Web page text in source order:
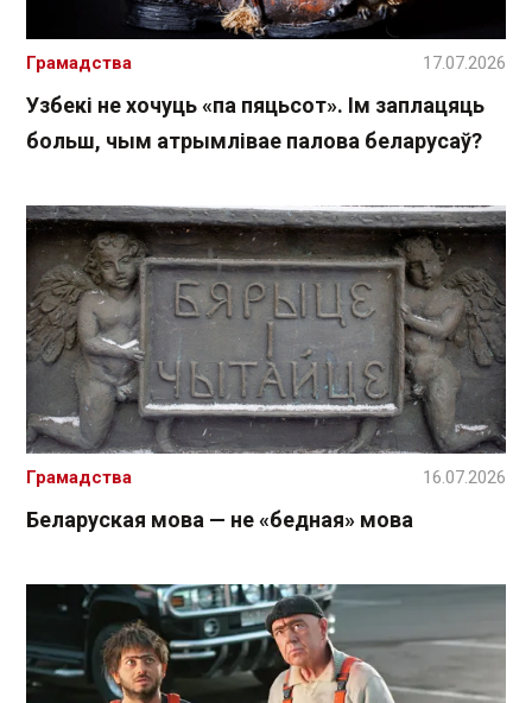
Узбекі не хочуць «па пяцьсот». Ім заплацяць
больш, чым атрымлівае палова беларусаў?
Грамадства 17.07.2026
Беларуская мова — не «бедная» мова
Грамадства 16.07.2026